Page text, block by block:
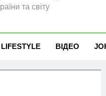
та світу
LIFESTYLE ВІДЕО